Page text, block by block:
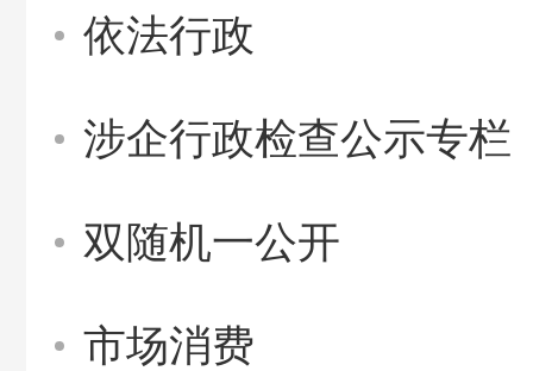
依法行政
涉企行政检查公示专栏
双随机一公开
市场消费